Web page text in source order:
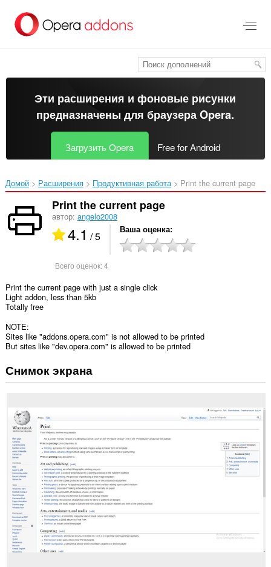
перейти
Эти расширения и фоновые рисунки
предназначены длябраузера Opera.
Загрузить Opera Free for Android
Домой Расширения Продуктивная работа Print the current page‎
Print the current page
автор: angelo2008
4.1 / 5 Ваша оценка
Всего оценок:4
Print the current page with just a single click
Light addon, less than 5kb
Totally free
NOTE:
Sites like "addons.opera.com" is not allowed to be printed
But sites like "dev.opera.com" is allowed to be printed
Снимок экрана